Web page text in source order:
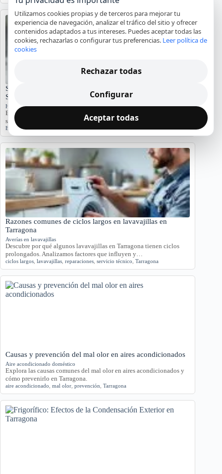
Significado del Error E01 en Hornos Teka: Causas y
Soluciones
Hornos y placas de cocina
El error E01 en hornos Teka indica problemas. Conozca sus causas y
síntomas para diagnosticar…
Error E01
Razones comunes de ciclos largos en lavavajillas en
Tarragona
Averías en lavavajillas
Descubre por qué algunos lavavajillas en Tarragona tienen ciclos
prolongados. Analizamos factores que influyen y…
ciclos largos lavavajillas reparaciones servicio técnico Tarragona
Causas y prevención del mal olor en aires acondicionados
Aire acondicionado doméstico
Explora las causas comunes del mal olor en aires acondicionados y
cómo prevenirlo en Tarragona.
aire acondicionado mal olor prevención Tarragona
Utilizamos cookies propias y de terceros para mejorar tu
experiencia de navegación, analizar el tráfico del sitio y ofrecer
contenidos adaptados a tus intereses. Puedes aceptar todas las
cookies, rechazarlas o configurar tus preferencias. Leer política de
cookies
Rechazar todas
Configurar
Aceptar todas